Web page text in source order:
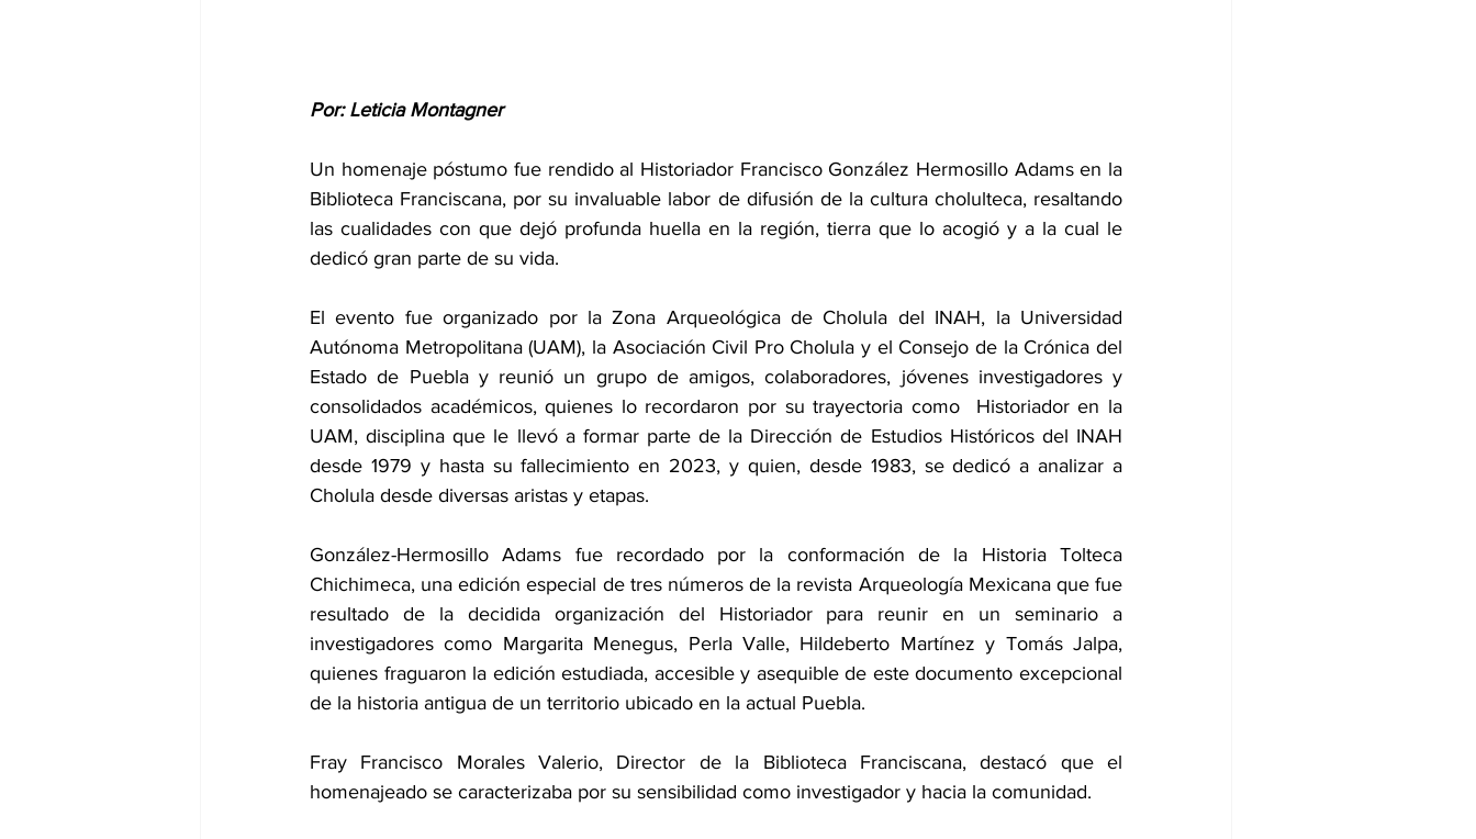
Por: Leticia Montagner
Un homenaje póstumo fue rendido al Historiador Francisco González Hermosillo Adams en la
Biblioteca Franciscana, por su invaluable labor de difusión de la cultura cholulteca, resaltando
las cualidades con que dejó profunda huella en la región, tierra que lo acogió y a la cual le
dedicó gran parte de su vida.
El evento fue organizado por la Zona Arqueológica de Cholula del INAH, la Universidad
Autónoma Metropolitana (UAM), la Asociación Civil Pro Cholula y el Consejo de la Crónica del
Estado de Puebla y reunió un grupo de amigos, colaboradores, jóvenes investigadores y
consolidados académicos, quienes lo recordaron por su trayectoria como  Historiador en la
UAM, disciplina que le llevó a formar parte de la Dirección de Estudios Históricos del INAH
desde 1979 y hasta su fallecimiento en 2023, y quien, desde 1983, se dedicó a analizar a
Cholula desde diversas aristas y etapas.
González-Hermosillo Adams fue recordado por la conformación de la Historia Tolteca
Chichimeca, una edición especial de tres números de la revista Arqueología Mexicana que fue
resultado de la decidida organización del Historiador para reunir en un seminario a
investigadores como Margarita Menegus, Perla Valle, Hildeberto Martínez y Tomás Jalpa,
quienes fraguaron la edición estudiada, accesible y asequible de este documento excepcional
de la historia antigua de un territorio ubicado en la actual Puebla.
Fray Francisco Morales Valerio, Director de la Biblioteca Franciscana, destacó que el
homenajeado se caracterizaba por su sensibilidad como investigador y hacia la comunidad.